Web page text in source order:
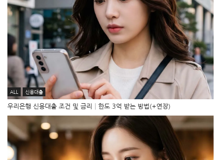
ALL 신용대출
우리은행 신용대출 조건 및 금리│한도 3억 받는 방법(+연장)